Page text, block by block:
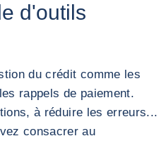
d'outils
du crédit comme les
rappels de paiement.
à réduire les erreurs...
consacrer au